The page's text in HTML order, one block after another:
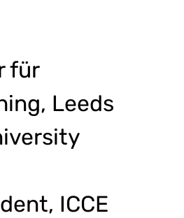
für
Leeds
ICCE